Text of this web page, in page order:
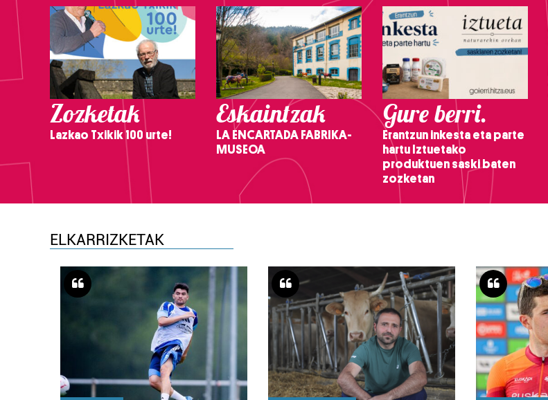
Zozketak
Lazkao Txikik 100 urte!
Eskaintzak
LA ENCARTADA FABRIKA-
MUSEOA
Gure berri.
Erantzun inkesta eta parte
hartu Iztuetako
produktuen saski baten
zozketan
ELKARRIZKETAK